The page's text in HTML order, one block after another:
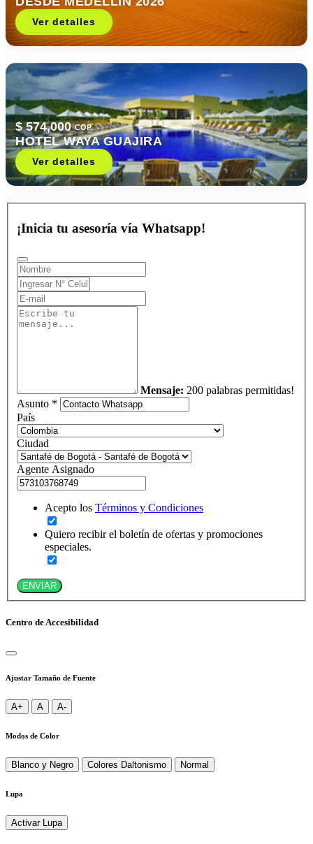
Ver detalles
$ 574,000COP
HOTEL WAYA GUAJIRA
Ver detalles
¡Inicia tu asesoría vía Whatsapp!
Mensaje: 200 palabras permitidas!
Asunto *
País
Ciudad
Agente Asignado
Acepto los Términos y Condiciones
Quiero recibir el boletín de ofertas y promociones
especiales.
ENVIAR
Centro de Accesibilidad
Ajustar Tamaño de Fuente
A+ A A-
Modos de Color
Blanco y Negro Colores Daltonismo Normal
Lupa
Activar Lupa